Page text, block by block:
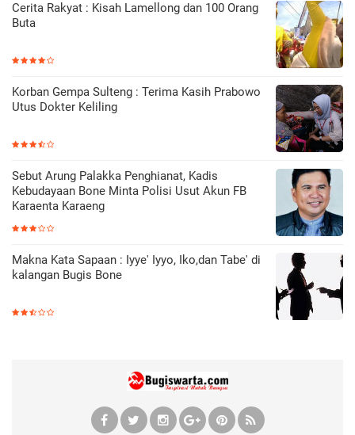
Cerita Rakyat : Kisah Lamellong dan 100 Orang
Buta
Korban Gempa Sulteng : Terima Kasih Prabowo
Utus Dokter Keliling
Sebut Arung Palakka Penghianat, Kadis
Kebudayaan Bone Minta Polisi Usut Akun FB
Karaenta Karaeng
Makna Kata Sapaan : Iyye' Iyyo, Iko,dan Tabe' di
kalangan Bugis Bone